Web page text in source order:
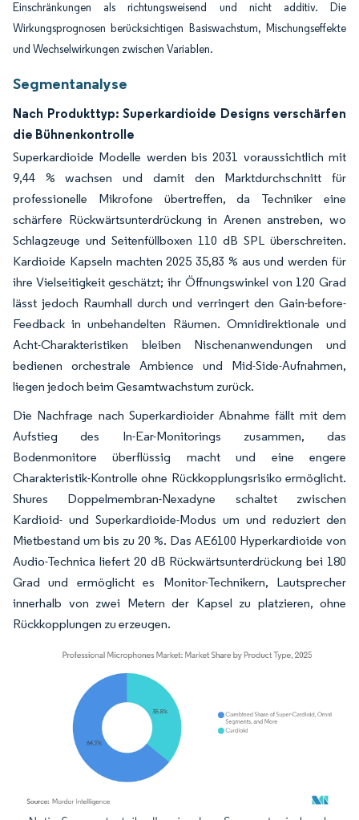
Einschränkungen als richtungsweisend und nicht additiv. Die
Wirkungsprognosen berücksichtigen Basiswachstum, Mischungseffekte
und Wechselwirkungen zwischen Variablen.
Segmentanalyse
Nach Produkttyp: Superkardioide Designs verschärfen
die Bühnenkontrolle
Superkardioide Modelle werden bis 2031 voraussichtlich mit
9,44 % wachsen und damit den Marktdurchschnitt für
professionelle Mikrofone übertreffen, da Techniker eine
schärfere Rückwärtsunterdrückung in Arenen anstreben, wo
Schlagzeuge und Seitenfüllboxen 110 dB SPL überschreiten.
Kardioide Kapseln machten 2025 35,83 % aus und werden für
ihre Vielseitigkeit geschätzt; ihr Öffnungswinkel von 120 Grad
lässt jedoch Raumhall durch und verringert den Gain-before-
Feedback in unbehandelten Räumen. Omnidirektionale und
Acht-Charakteristiken bleiben Nischenanwendungen und
bedienen orchestrale Ambience und Mid-Side-Aufnahmen,
liegen jedoch beim Gesamtwachstum zurück.
Die Nachfrage nach Superkardioider Abnahme fällt mit dem
Aufstieg des In-Ear-Monitorings zusammen, das
Bodenmonitore überflüssig macht und eine engere
Charakteristik-Kontrolle ohne Rückkopplungsrisiko ermöglicht.
Shures Doppelmembran-Nexadyne schaltet zwischen
Kardioid- und Superkardioide-Modus um und reduziert den
Mietbestand um bis zu 20 %. Das AE6100 Hyperkardioide von
Audio-Technica liefert 20 dB Rückwärtsunterdrückung bei 180
Grad und ermöglicht es Monitor-Technikern, Lautsprecher
innerhalb von zwei Metern der Kapsel zu platzieren, ohne
Rückkopplungen zu erzeugen.